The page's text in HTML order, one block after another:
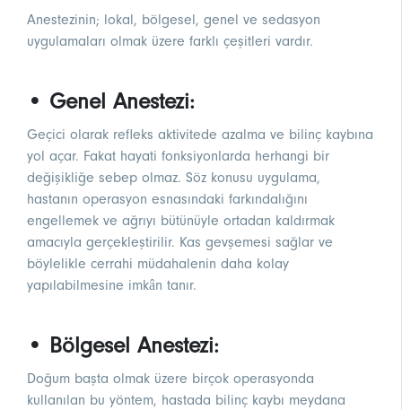
Anestezinin; lokal, bölgesel, genel ve sedasyon
uygulamaları olmak üzere farklı çeşitleri vardır.
• Genel Anestezi:
Geçici olarak refleks aktivitede azalma ve bilinç kaybına
yol açar. Fakat hayati fonksiyonlarda herhangi bir
değişikliğe sebep olmaz. Söz konusu uygulama,
hastanın operasyon esnasındaki farkındalığını
engellemek ve ağrıyı bütünüyle ortadan kaldırmak
amacıyla gerçekleştirilir. Kas gevşemesi sağlar ve
böylelikle cerrahi müdahalenin daha kolay
yapılabilmesine imkân tanır.
• Bölgesel Anestezi:
Doğum başta olmak üzere birçok operasyonda
kullanılan bu yöntem, hastada bilinç kaybı meydana